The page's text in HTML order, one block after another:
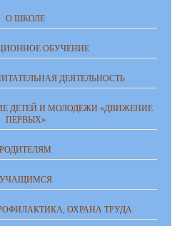
О ШКОЛЕ
ОБУЧЕНИЕ
ДЕЯТЕЛЬНОСТЬ
ДЕТЕЙ И МОЛОДЕЖИ «ДВИЖЕНИЕ
ПЕРВЫХ»
РОДИТЕЛЯМ
УЧАЩИМСЯ
ОХРАНА ТРУДА